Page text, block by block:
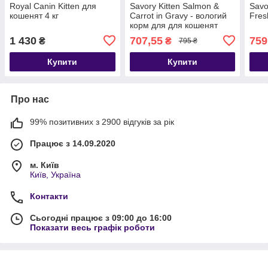
Royal Canin Kitten для
кошенят 4 кг
1 430 ₴
Купити
Savory Kitten Salmon &
Carrot in Gravy - вологий
корм для для кошенят
лосось із морквою у соусі ,
85 г 22шт
707,55₴ 795 ₴
Купити
759
Про нас
99% позитивних з 2900 відгуків за рік
Працює з 14.09.2020
м. Київ
Київ, Україна
Контакти
Сьогодні працює з 09:00 до 16:00
Показати весь графік роботи